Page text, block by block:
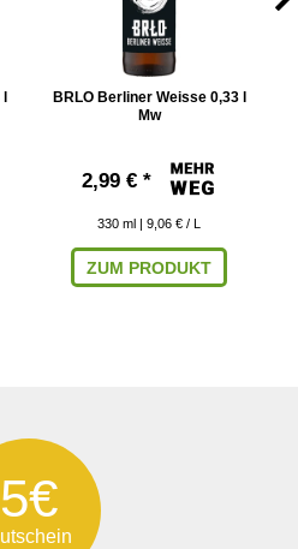
BRLO Berliner Weisse 0,33 l
Mw
2,99 € *
330 ml | 9,06 € / L
ZUM PRODUKT
5€